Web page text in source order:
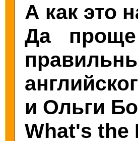
А как это
Да
и Ольги
What's the